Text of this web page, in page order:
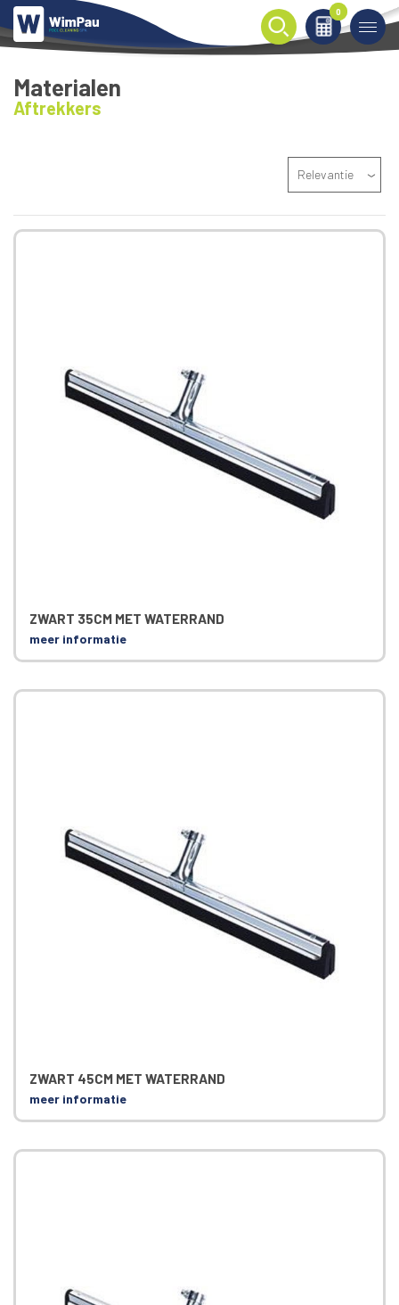
0
0
Materialen
Aftrekkers
Relevantie
ZWART 35CM MET WATERRAND
meer informatie
ZWART 45CM MET WATERRAND
meer informatie